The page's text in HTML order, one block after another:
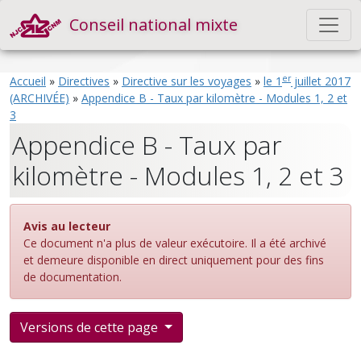
Conseil national mixte
Accueil » Directives » Directive sur les voyages » le 1 erjuillet 2017
(ARCHIVÉE) » Appendice B - Taux par kilomètre - Modules 1, 2 et
3
Appendice B - Taux par
kilomètre - Modules 1, 2 et 3
Avis au lecteur
Ce document n'a plus de valeur exécutoire. Il a été archivé
et demeure disponible en direct uniquement pour des fins
de documentation.
Versions de cette page